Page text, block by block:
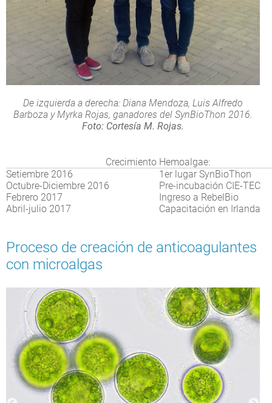
De izquierda a derecha: Diana Mendoza, Luis Alfredo
Barboza y Myrka Rojas, ganadores del SynBioThon 2016.
Foto: Cortesía M. Rojas.
Crecimiento Hemoalgae:
Setiembre 2016
1er lugar SynBioThon
Octubre-Diciembre 2016
Pre-incubación CIE-TEC
Febrero 2017
Ingreso a RebelBio
Abril-julio 2017
Capacitación en Irlanda
Proceso de creación de anticoagulantes
con microalgas